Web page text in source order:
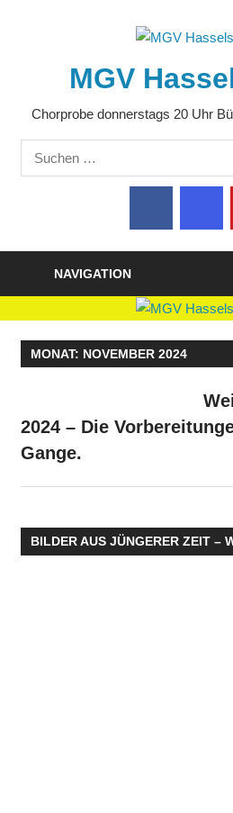
MGV
Chorprobe donnerstags 20 Uhr
Suchen
nach:
NAVIGATION
MONAT: NOVEMBER 2024
2024 – Die
Gange.
BILDER AUS JÜNGERER ZEIT –